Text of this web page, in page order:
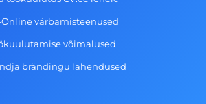
Online värbamisteenused
võimalused
brändingu lahendused